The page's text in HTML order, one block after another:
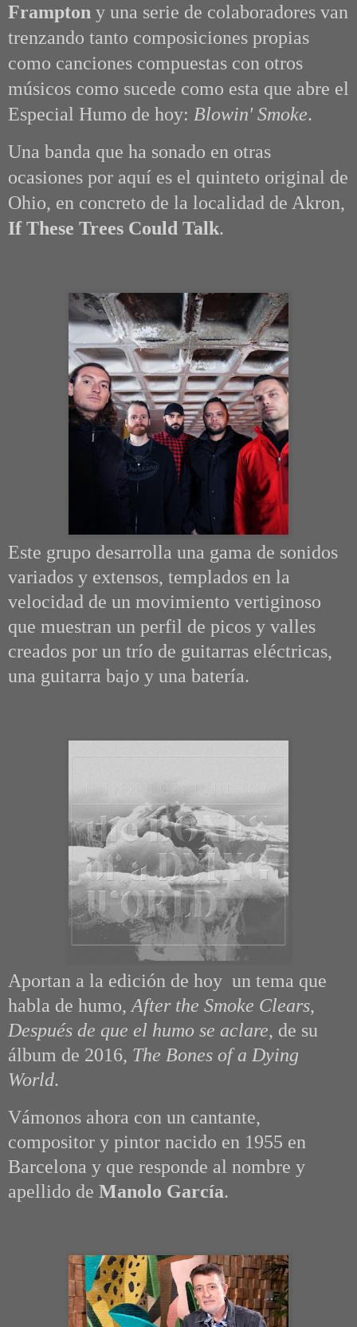
Frampton y una serie de colaboradores van
trenzando tanto composiciones propias
como canciones compuestas con otros
músicos como sucede como esta que abre el
Especial Humo de hoy: Blowin' Smoke.
Una banda que ha sonado en otras
ocasiones por aquí es el quinteto original de
Ohio, en concreto de la localidad de Akron,
If These Trees Could Talk.
Este grupo desarrolla una gama de sonidos
variados y extensos, templados en la
velocidad de un movimiento vertiginoso
que muestran un perfil de picos y valles
creados por un trío de guitarras eléctricas,
una guitarra bajo y una batería.
Aportan a la edición de hoy un tema que
habla de humo, After the Smoke Clears,
Después de que el humo se aclare, de su
álbum de 2016, The Bones of a Dying
World.
Vámonos ahora con un cantante,
compositor y pintor nacido en 1955 en
Barcelona y que responde al nombre y
apellido de Manolo García.